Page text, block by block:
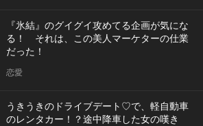
『氷結』のグイグイ攻めてる企画が気にな
る！ それは、この美人マーケターの仕業
だった！
恋愛
うきうきのドライブデート♡で、軽自動車
のレンタカー！？途中降車した女の嘆き